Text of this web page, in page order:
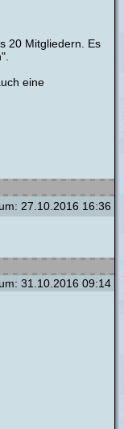
20 Mitgliedern. Es
eine
27.10.2016 16:36
31.10.2016 09:14